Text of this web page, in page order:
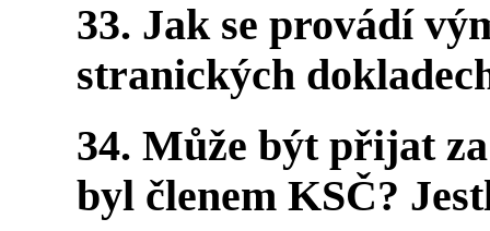
33. Jak se provádí
stranických
34. Může být přijat
byl členem KSČ?